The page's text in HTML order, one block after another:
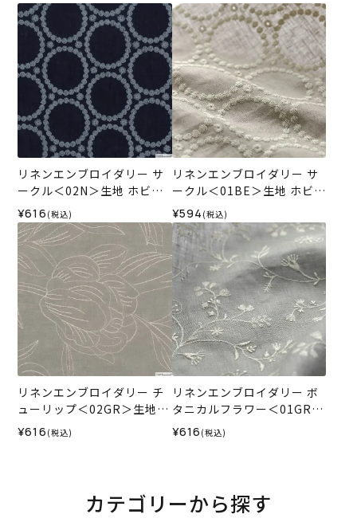
リネンエンブロイダリー サ
ークル＜02N＞生地 ホビー
ラホビーレデザインコレク
ション
¥616 (税込)
リネンエンブロイダリー サ
ークル＜01BE＞生地 ホビー
ラホビーレデザインコレク
ション
¥594 (税込)
リネンエンブロイダリー チ
ューリップ＜02GR＞生地
ホビーラホビーレデザイン
コレクション
¥616 (税込)
リネンエンブロイダリー ボ
タニカルフラワー＜01GR＞
生地 ホビーラホビーレデザ
インコレクション
¥616 (税込)
カテゴリーから探す